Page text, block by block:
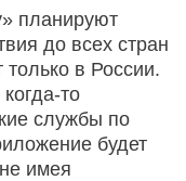
планируют
до всех стран
в России.
то
службы по
будет
имея